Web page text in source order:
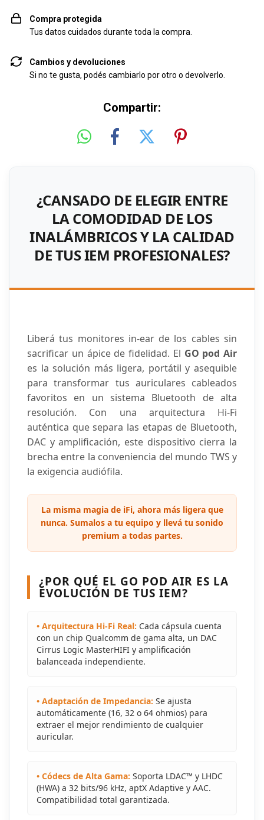
Compra protegida
Tus datos cuidados durante toda la compra.
Cambios y devoluciones
Si no te gusta, podés cambiarlo por otro o devolverlo.
Compartir:
¿CANSADO DE ELEGIR ENTRE
LA COMODIDAD DE LOS
INALÁMBRICOS Y LA CALIDAD
DE TUS IEM PROFESIONALES?
Liberá tus monitores in-ear de los cables sin
sacrificar un ápice de fidelidad. El GO pod Air
es la solución más ligera, portátil y asequible
para transformar tus auriculares cableados
favoritos en un sistema Bluetooth de alta
resolución. Con una arquitectura Hi-Fi
auténtica que separa las etapas de Bluetooth,
DAC y amplificación, este dispositivo cierra la
brecha entre la conveniencia del mundo TWS y
la exigencia audiófila.
La misma magia de iFi, ahora más ligera que
nunca. Sumalos a tu equipo y llevá tu sonido
premium a todas partes.
¿POR QUÉ EL GO POD AIR ES LA
EVOLUCIÓN DE TUS IEM?
• Arquitectura Hi-Fi Real: Cada cápsula cuenta
con un chip Qualcomm de gama alta, un DAC
Cirrus Logic MasterHIFI y amplificación
balanceada independiente.
• Adaptación de Impedancia: Se ajusta
automáticamente (16, 32 o 64 ohmios) para
extraer el mejor rendimiento de cualquier
auricular.
• Códecs de Alta Gama: Soporta LDAC™ y LHDC
(HWA) a 32 bits/96 kHz, aptX Adaptive y AAC.
Compatibilidad total garantizada.